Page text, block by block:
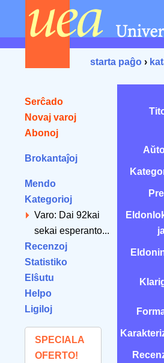
starta paĝo ›
Serĉado
Novaj varoj
Abonoj
Brokantaĵoj
Mendo
Kategorioj
Varo: Dai 92kai
sekai esperanto...
Recenzoj
Statistiko
Elŝutu
Helpo
Ligiloj
SPECIALA
OFERTO!